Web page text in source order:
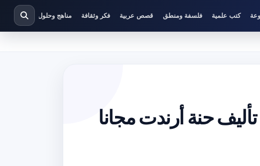
كتب علمية فلسفة ومنطق قصص عربية فكر وثقافة مناهج وحلول دراسية
تحميل كتاب في الثورة PDF تأليف حنة أرندت مجانا